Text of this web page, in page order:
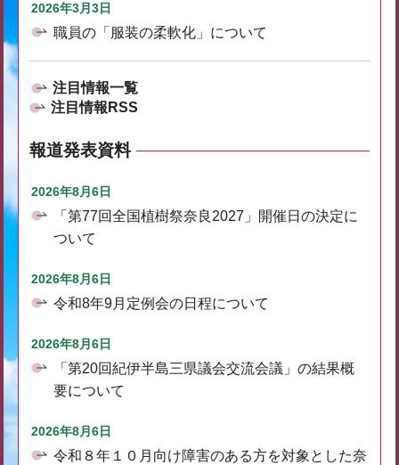
2026年3月3日
職員の「服装の柔軟化」について
注目情報一覧
注目情報RSS
報道発表資料
2026年8月6日
「第77回全国植樹祭奈良2027」開催日の決定に
ついて
2026年8月6日
令和8年9月定例会の日程について
2026年8月6日
「第20回紀伊半島三県議会交流会議」の結果概
要について
2026年8月6日
令和８年１０月向け障害のある方を対象とした奈